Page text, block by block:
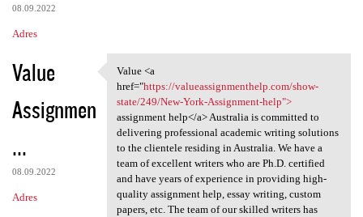
08.09.2022
Adres
Value
Assignmen
...
08.09.2022
Adres
Value <a href="https:/
Value <a
href="https://valueassignmenthelp.com/show-
state/249/New-York-Assignment-help">
assignment help</a> Australia is committed to
delivering professional academic writing solutions
to the clientele residing in Australia. We have a
team of excellent writers who are Ph.D. certified
and have years of experience in providing high-
quality assignment help, essay writing, custom
papers, etc. The team of our skilled writers has